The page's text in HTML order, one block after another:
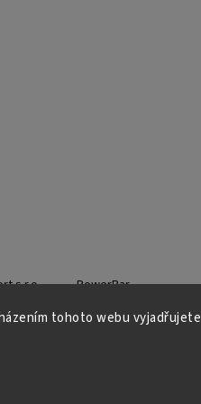
tohoto webu vyjadřujete
s.r.o. PowerBar